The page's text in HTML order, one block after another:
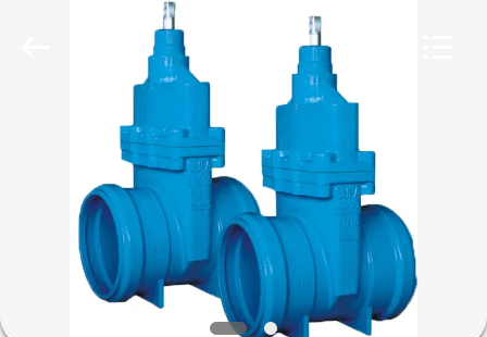
PRODUCTEN
OVER